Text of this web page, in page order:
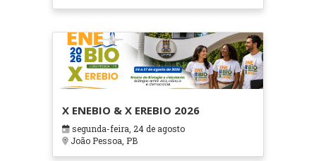
X ENEBIO & X EREBIO 2026
segunda-feira, 24 de agosto
João Pessoa, PB